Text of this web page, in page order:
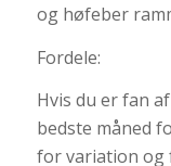
og høfeber
Fordele:
Hvis du er fan
bedste måned
for variation og